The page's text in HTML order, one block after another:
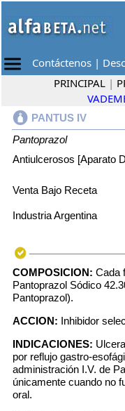
Contáctenos |
PRINCIPAL |
PANTUS IV
Pantoprazol
Antiulcerosos [Aparato
Venta Bajo Receta
Industria Argentina
COMPOSICION: Cada
Pantoprazol Sódico
Pantoprazol).
ACCION: Inhibidor
INDICACIONES:
por reflujo gastro-
administración I.V. de
únicamente cuando no
oral.